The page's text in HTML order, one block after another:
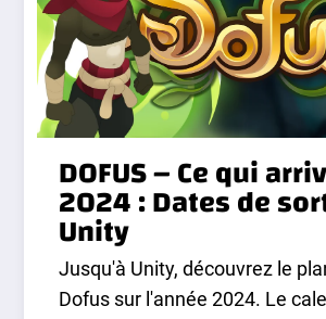
DOFUS – Ce qui
2024 : Dates de
Unity
Jusqu'à Unity, découvrez le
Dofus sur l'année 2024. Le